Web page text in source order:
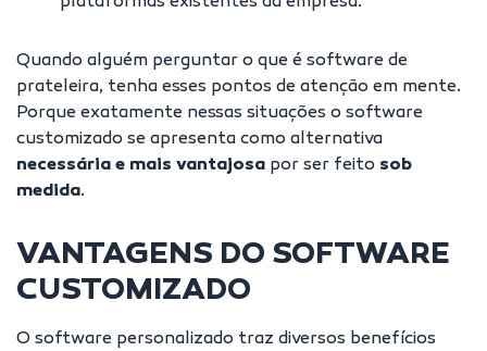
Quando alguém perguntar o que é software de
prateleira, tenha esses pontos de atenção em mente.
Porque exatamente nessas situações o software
customizado se apresenta como alternativa
necessária e mais vantajosa por ser feito sob
medida.
VANTAGENS DO SOFTWARE
CUSTOMIZADO
O software personalizado traz diversos benefícios